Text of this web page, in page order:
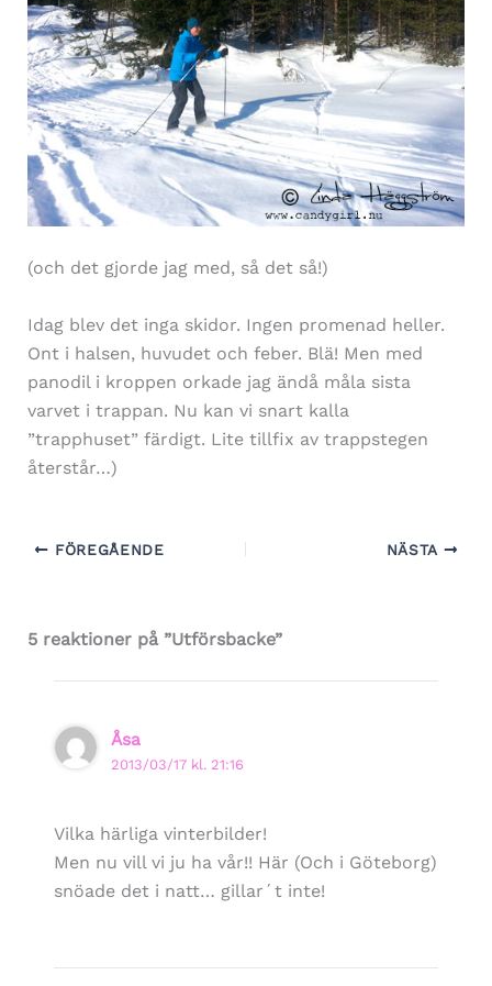
(och det gjorde jag med, så det så!)
Idag blev det inga skidor. Ingen promenad heller.
Ont i halsen, huvudet och feber. Blä! Men med
panodil i kroppen orkade jag ändå måla sista
varvet i trappan. Nu kan vi snart kalla
”trapphuset” färdigt. Lite tillfix av trappstegen
återstår…)
FÖREGÅENDE NÄSTA
5 reaktioner på ”Utförsbacke”
Åsa
2013/03/17 kl. 21:16
Vilka härliga vinterbilder!
Men nu vill vi ju ha vår!! Här (Och i Göteborg)
snöade det i natt… gillar´t inte!